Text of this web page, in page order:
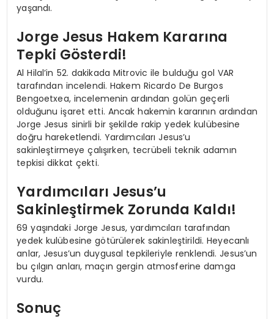
yaşandı.
Jorge Jesus Hakem Kararına
Tepki Gösterdi!
Al Hilal’in 52. dakikada Mitrovic ile bulduğu gol VAR
tarafından incelendi. Hakem Ricardo De Burgos
Bengoetxea, incelemenin ardından golün geçerli
olduğunu işaret etti. Ancak hakemin kararının ardından
Jorge Jesus sinirli bir şekilde rakip yedek kulübesine
doğru hareketlendi. Yardımcıları Jesus’u
sakinleştirmeye çalışırken, tecrübeli teknik adamın
tepkisi dikkat çekti.
Yardımcıları Jesus’u
Sakinleştirmek Zorunda Kaldı!
69 yaşındaki Jorge Jesus, yardımcıları tarafından
yedek kulübesine götürülerek sakinleştirildi. Heyecanlı
anlar, Jesus’un duygusal tepkileriyle renklendi. Jesus’un
bu çılgın anları, maçın gergin atmosferine damga
vurdu.
Sonuç